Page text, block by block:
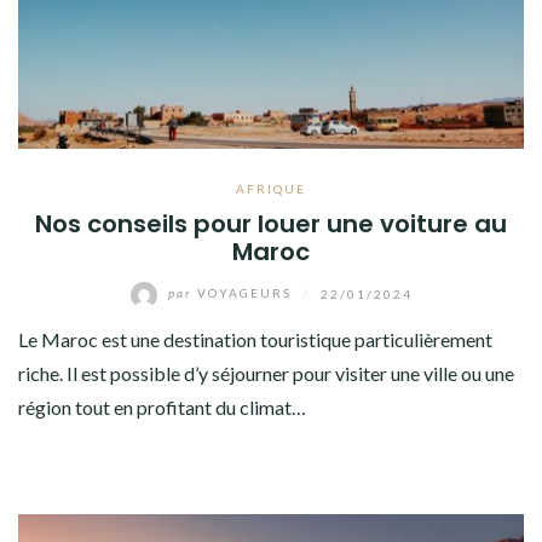
AFRIQUE
Nos conseils pour louer une voiture au
Maroc
par VOYAGEURS 22/01/2024
Le Maroc est une destination touristique particulièrement
riche. Il est possible d’y séjourner pour visiter une ville ou une
région tout en profitant du climat…